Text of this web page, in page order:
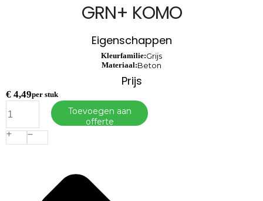
GRN+ KOMO
Eigenschappen
Kleurfamilie:Grijs
Materiaal:Beton
Prijs
€ 4,49per stuk
6x20x100
grijs
GRN+
KOMO
Toevoegen aan
offerte